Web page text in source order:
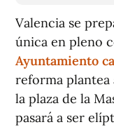
Valencia se
única en pleno
Ayuntamiento
reforma plantea
la plaza de la
pasará a ser